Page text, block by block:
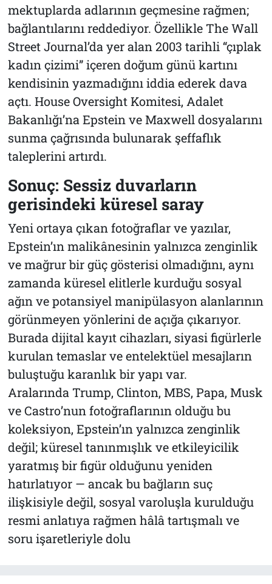
mektuplarda adlarının geçmesine rağmen;
bağlantılarını reddediyor. Özellikle The Wall
Street Journal’da yer alan 2003 tarihli “çıplak
kadın çizimi” içeren doğum günü kartını
kendisinin yazmadığını iddia ederek dava
açtı. House Oversight Komitesi, Adalet
Bakanlığı’na Epstein ve Maxwell dosyalarını
sunma çağrısında bulunarak şeffaflık
taleplerini artırdı.
Sonuç: Sessiz duvarların
gerisindeki küresel saray
Yeni ortaya çıkan fotoğraflar ve yazılar,
Epstein’ın malikânesinin yalnızca zenginlik
ve mağrur bir güç gösterisi olmadığını, aynı
zamanda küresel elitlerle kurduğu sosyal
ağın ve potansiyel manipülasyon alanlarının
görünmeyen yönlerini de açığa çıkarıyor.
Burada dijital kayıt cihazları, siyasi figürlerle
kurulan temaslar ve entelektüel mesajların
buluştuğu karanlık bir yapı var.
Aralarında Trump, Clinton, MBS, Papa, Musk
ve Castro’nun fotoğraflarının olduğu bu
koleksiyon, Epstein’ın yalnızca zenginlik
değil; küresel tanınmışlık ve etkileyicilik
yaratmış bir figür olduğunu yeniden
hatırlatıyor — ancak bu bağların suç
ilişkisiyle değil, sosyal varoluşla kurulduğu
resmi anlatıya rağmen hâlâ tartışmalı ve
soru işaretleriyle dolu